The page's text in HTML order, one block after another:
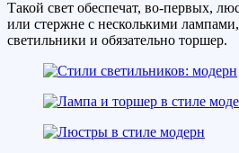
Такой свет обеспечат, во-первых,
или стержне с несколькими
светильники и обязательно торшер.